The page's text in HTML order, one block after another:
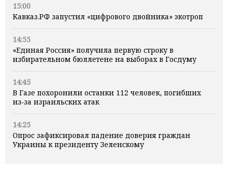
15:00
Кавказ.РФ запустил «цифрового двойника» экотроп
14:55
«Единая Россия» получила первую строку в
избирательном бюллетене на выборах в Госдуму
14:45
В Газе похоронили останки 112 человек, погибших
из‑за израильских атак
14:25
Опрос зафиксировал падение доверия граждан
Украины к президенту Зеленскому